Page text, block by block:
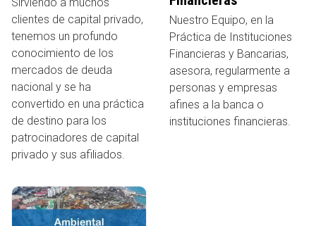
clientes de capital privado,
tenemos un profundo
conocimiento de los
mercados de deuda
nacional y se ha
convertido en una práctica
de destino para los
patrocinadores de capital
privado y sus afiliados.
Nuestro Equipo, en la
Práctica de Instituciones
Financieras y Bancarias,
asesora, regularmente a
personas y empresas
afines a la banca o
instituciones financieras.